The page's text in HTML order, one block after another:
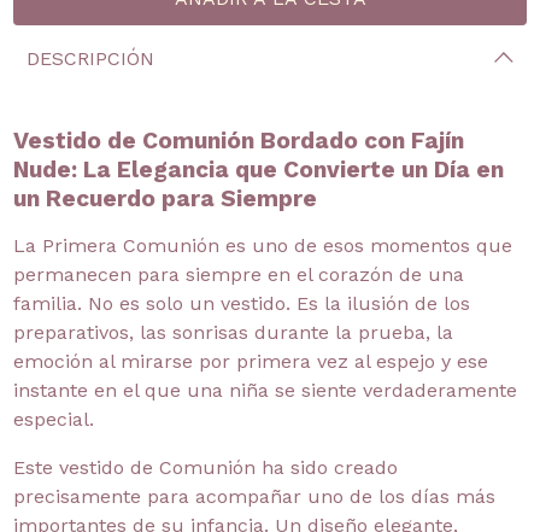
DESCRIPCIÓN
Vestido de Comunión Bordado con Fajín
Nude: La Elegancia que Convierte un Día en
un Recuerdo para Siempre
La Primera Comunión es uno de esos momentos que
permanecen para siempre en el corazón de una
familia. No es solo un vestido. Es la ilusión de los
preparativos, las sonrisas durante la prueba, la
emoción al mirarse por primera vez al espejo y ese
instante en el que una niña se siente verdaderamente
especial.
Este vestido de Comunión ha sido creado
precisamente para acompañar uno de los días más
importantes de su infancia. Un diseño elegante,